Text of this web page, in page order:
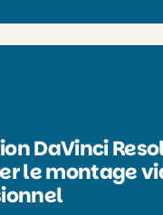
DaVinci
le montage